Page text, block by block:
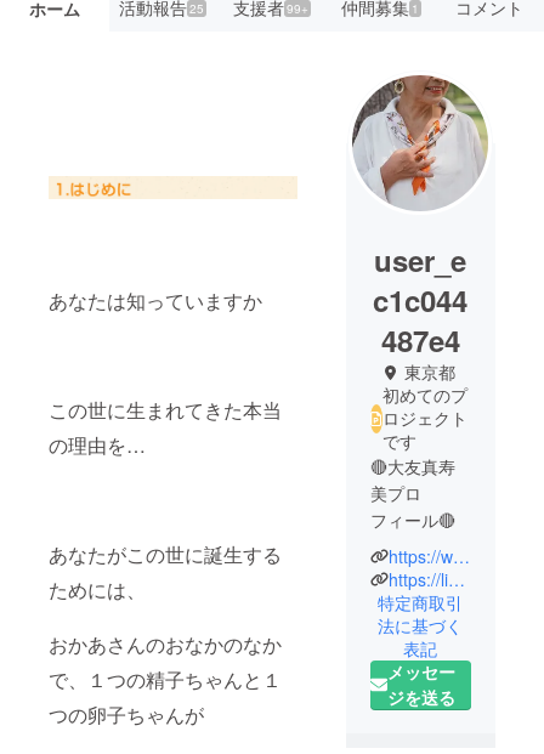
ホーム 活動報告25 支援者99+ 仲間募集 1 コメント
あなたは知っていますか
この世に生まれてきた本当
の理由を…
あなたがこの世に誕生する
ためには、
おかあさんのおなかのなか
で、１つの精子ちゃんと１
つの卵子ちゃんが
user_e
c1c044
487e4
東京都
初めてのプ
ロジェクト
です
🔴大友真寿
美プロ
フィール🔴
来年「いの
ち」をテー
マにした心
温まる絵本
を出版予定
です。
https://www.facebook.com/profile.php?id=100002170234218
https://line.me/ti/g2/zswjuXkrceDub_MOHlk6CCeVFbHXAbWIrtMnkg?utm_source=invitation&utm_medium=link_copy&utm_campaign=default
特定商取引
法に基づく
表記
メッセー
ジを送る